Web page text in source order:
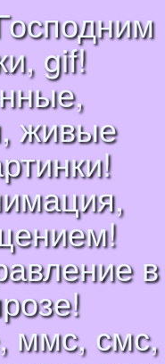
gif!
живые
в
ммс, смс,